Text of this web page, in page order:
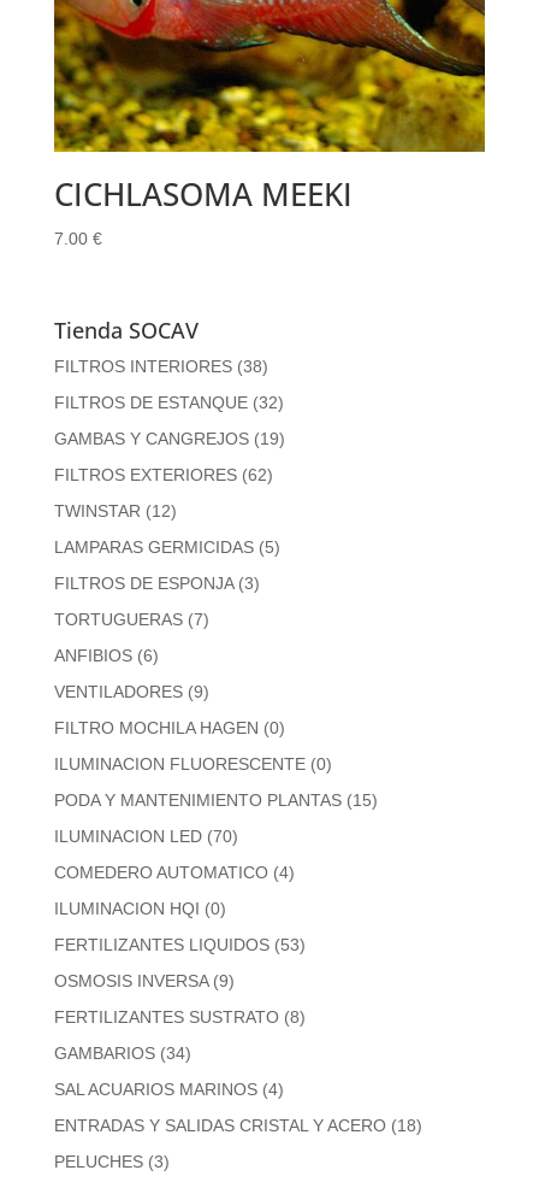
CICHLASOMA MEEKI
7.00 €
Tienda SOCAV
FILTROS INTERIORES (38)
FILTROS DE ESTANQUE (32)
GAMBAS Y CANGREJOS (19)
FILTROS EXTERIORES (62)
TWINSTAR (12)
LAMPARAS GERMICIDAS (5)
FILTROS DE ESPONJA (3)
TORTUGUERAS (7)
ANFIBIOS (6)
VENTILADORES (9)
FILTRO MOCHILA HAGEN (0)
ILUMINACION FLUORESCENTE (0)
PODA Y MANTENIMIENTO PLANTAS (15)
ILUMINACION LED (70)
COMEDERO AUTOMATICO (4)
ILUMINACION HQI (0)
FERTILIZANTES LIQUIDOS (53)
OSMOSIS INVERSA (9)
FERTILIZANTES SUSTRATO (8)
GAMBARIOS (34)
SAL ACUARIOS MARINOS (4)
ENTRADAS Y SALIDAS CRISTAL Y ACERO (18)
PELUCHES (3)